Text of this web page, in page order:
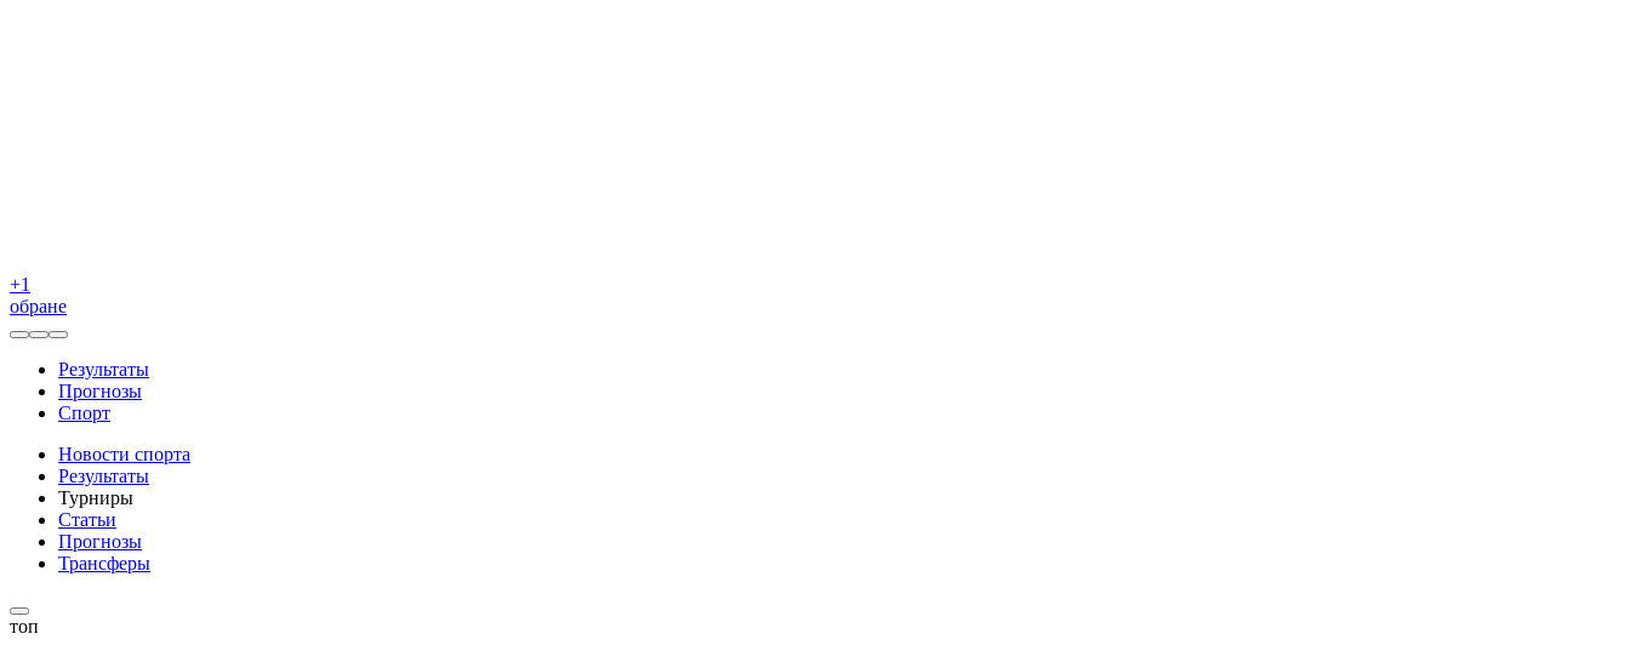
+1
обране
Результаты
Прогнозы
Спорт
Новости спорта
Результаты
Турниры
Статьи
Прогнозы
Трансферы
топ